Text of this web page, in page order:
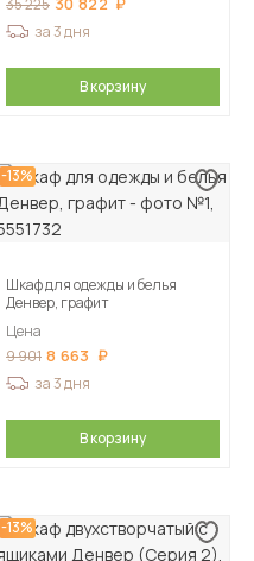
35 225
за 3 дня
В корзину
-13%
Шкаф для одежды и белья
Денвер, графит
Цена
9 901 8 663
за 3 дня
В корзину
-13%